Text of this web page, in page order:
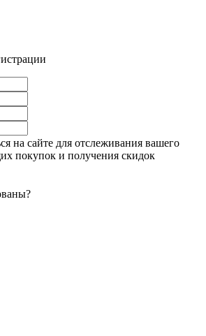
на сайте для отслеживания вашего
покупок и получения скидок